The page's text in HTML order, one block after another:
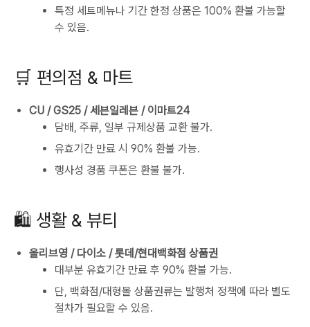
특정 세트메뉴나 기간 한정 상품은 100% 환불 가능할
수 있음.
🛒 편의점 & 마트
CU / GS25 / 세븐일레븐 / 이마트24
담배, 주류, 일부 규제상품 교환 불가.
유효기간 만료 시 90% 환불 가능.
행사성 경품 쿠폰은 환불 불가.
🛍 생활 & 뷰티
올리브영 / 다이소 / 롯데/현대백화점 상품권
대부분 유효기간 만료 후 90% 환불 가능.
단, 백화점/대형몰 상품권류는 발행처 정책에 따라 별도
절차가 필요할 수 있음.